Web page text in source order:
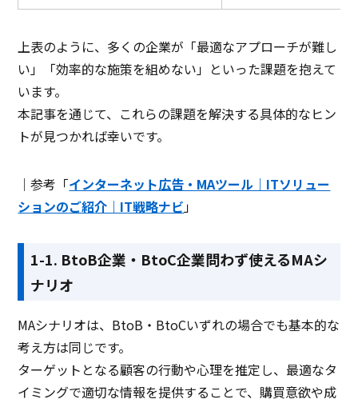
上表のように、多くの企業が「最適なアプローチが難し
い」「効率的な施策を組めない」といった課題を抱えて
います。
本記事を通じて、これらの課題を解決する具体的なヒン
トが見つかれば幸いです。
｜参考「インターネット広告・MAツール｜ITソリュー
ションのご紹介｜IT戦略ナビ」
1-1. BtoB企業・BtoC企業問わず使えるMAシ
ナリオ
MAシナリオは、BtoB・BtoCいずれの場合でも基本的な
考え方は同じです。
ターゲットとなる顧客の行動や心理を推定し、最適なタ
イミングで適切な情報を提供することで、購買意欲や成